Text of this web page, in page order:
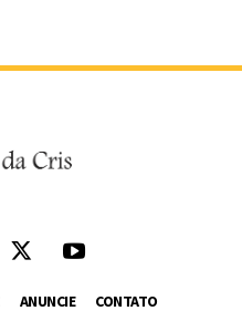
ANUNCIE CONTATO